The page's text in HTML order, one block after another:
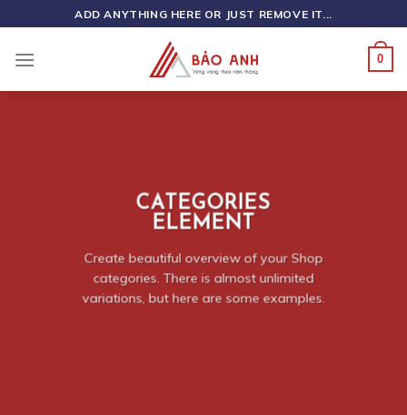
to
content
ADD ANYTHING HERE OR JUST REMOVE IT...
0
CATEGORIES
ELEMENT
Create beautiful overview of your Shop
categories. There is almost unlimited
variations, but here are some examples.